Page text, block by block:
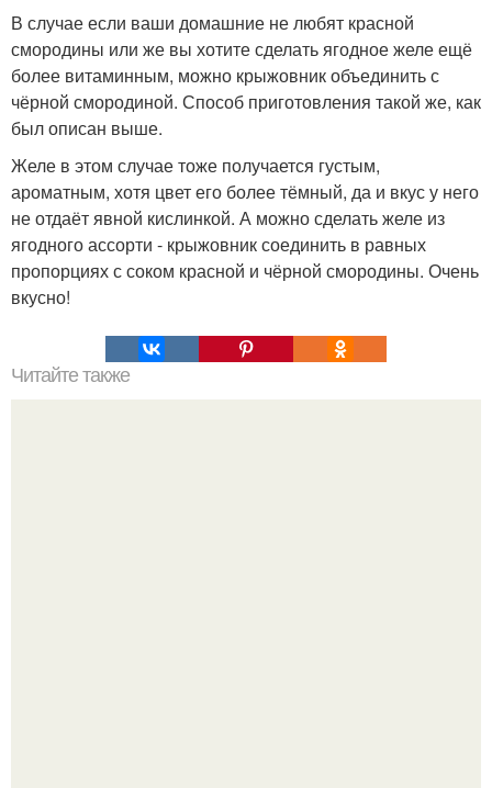
В случае если ваши домашние не любят красной
смородины или же вы хотите сделать ягодное желе ещё
более витаминным, можно крыжовник объединить с
чёрной смородиной. Способ приготовления такой же, как
был описан выше.
Желе в этом случае тоже получается густым,
ароматным, хотя цвет его более тёмный, да и вкус у него
не отдаёт явной кислинкой. А можно сделать желе из
ягодного ассорти - крыжовник соединить в равных
пропорциях с соком красной и чёрной смородины. Очень
вкусно!
Читайте также